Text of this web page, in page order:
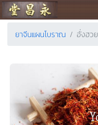
ร้านขายยา ย่งเชียงตึ๊ง
ยาจีนแผนโบราณ อั่งฮว